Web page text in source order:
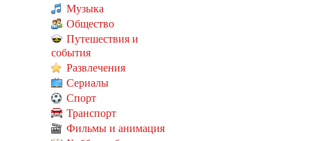
Музыка
Общество
Путешествия и
события
Развлечения
Сериалы
Спорт
Транспорт
Фильмы и анимация